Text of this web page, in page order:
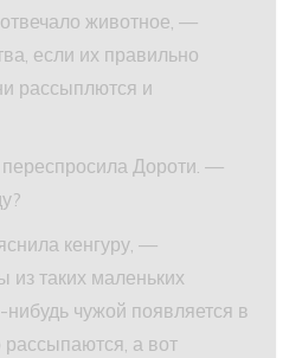
животное, —
если их правильно
рассыплются и
Дороти. —
кенгуру, —
из таких маленьких
нибудь чужой появляется в
рассыпаются, а вот